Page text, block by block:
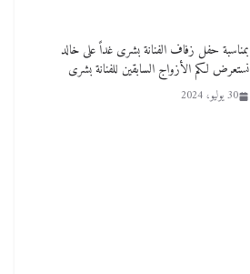
بمناسبة حفل زفاف الفنانة بشرى غداً على خالد
نستعرض لكم الأزواج السابقين للفنانة بشرى
30 يوليو، 2024